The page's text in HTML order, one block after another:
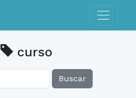
Toggle
curso
Buscar